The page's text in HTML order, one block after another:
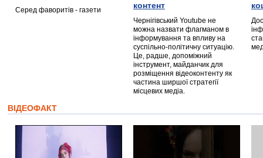
Серед фаворитів - газети
контент
Чернігівський Youtube не
можна назвати флагманом в
інформування та впливу на
суспільно-політичну ситуацію.
Це, радше, допоміжний
інструмент, майданчик для
розміщення відеоконтенту як
частина ширшої стратегії
місцевих медіа.
ВІДЕОФАКТ